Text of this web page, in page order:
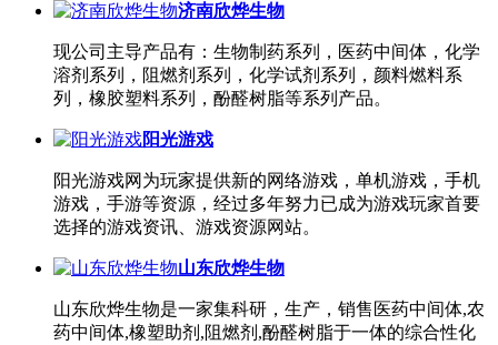
济南欣烨生物
现公司主导产品有：生物制药系列，医药中间体，化学
溶剂系列，阻燃剂系列，化学试剂系列，颜料燃料系
列，橡胶塑料系列，酚醛树脂等系列产品。
阳光游戏
阳光游戏网为玩家提供新的网络游戏，单机游戏，手机
游戏，手游等资源，经过多年努力已成为游戏玩家首要
选择的游戏资讯、游戏资源网站。
山东欣烨生物
山东欣烨生物是一家集科研，生产，销售医药中间体,农
药中间体,橡塑助剂,阻燃剂,酚醛树脂于一体的综合性化